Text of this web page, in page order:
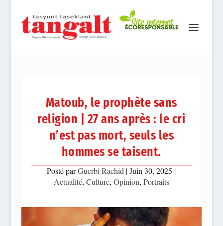
Matoub, le prophète sans
religion | 27 ans après : le cri
n’est pas mort, seuls les
hommes se taisent.
Posté parGuerbi Rachid |Juin 30, 2025 |
Actualité, Culture, Opinion, Portraits